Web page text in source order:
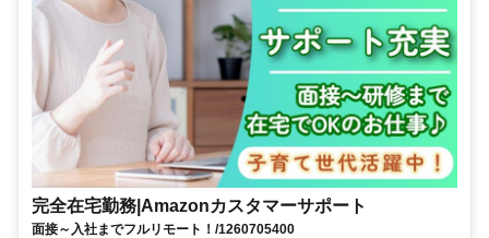
完全在宅勤務|Amazonカスタマーサポート
面接～入社までフルリモート！/1260705400